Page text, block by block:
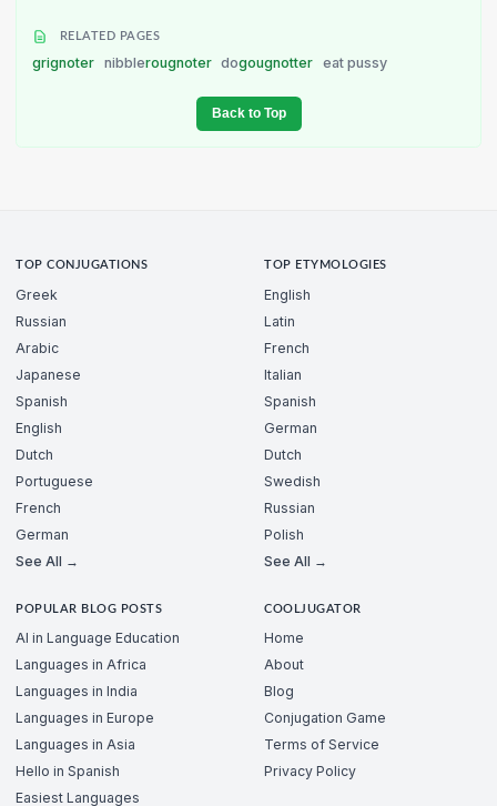
RELATED PAGES
grignoter nibblerougnoter dogougnotter eat pussy
Back to Top
TOP CONJUGATIONS
Greek
Russian
Arabic
Japanese
Spanish
English
Dutch
Portuguese
French
German
See All →
TOP ETYMOLOGIES
English
Latin
French
Italian
Spanish
German
Dutch
Swedish
Russian
Polish
See All →
POPULAR BLOG POSTS
AI in Language Education
Languages in Africa
Languages in India
Languages in Europe
Languages in Asia
Hello in Spanish
Easiest Languages
COOLJUGATOR
Home
About
Blog
Conjugation Game
Terms of Service
Privacy Policy